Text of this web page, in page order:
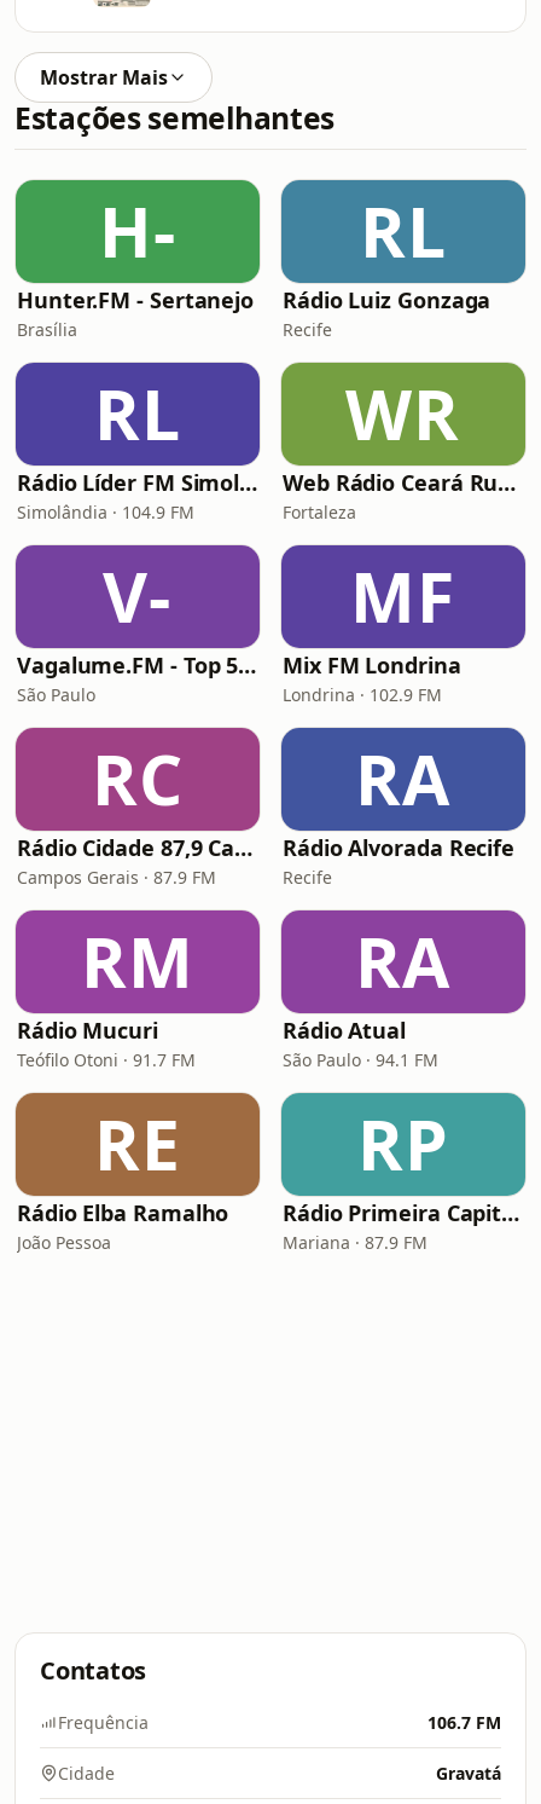
Mostrar Mais
Estações semelhantes
H-
Hunter.FM - Sertanejo
Brasília
RL
Rádio Luiz Gonzaga
Recife
RL
Rádio Líder FM Simolândia
Simolândia · 104.9 FM
WR
Web Rádio Ceará Rural
Fortaleza
V-
Vagalume.FM - Top 50 Internacional
São Paulo
MF
Mix FM Londrina
Londrina · 102.9 FM
RC
Rádio Cidade 87,9 Campos Gerais
Campos Gerais · 87.9 FM
RA
Rádio Alvorada Recife
Recife
RM
Rádio Mucuri
Teófilo Otoni · 91.7 FM
RA
Rádio Atual
São Paulo · 94.1 FM
RE
Rádio Elba Ramalho
João Pessoa
RP
Rádio Primeira Capital 87.9 FM
Mariana · 87.9 FM
Contatos
Frequência 106.7 FM
Cidade Gravatá